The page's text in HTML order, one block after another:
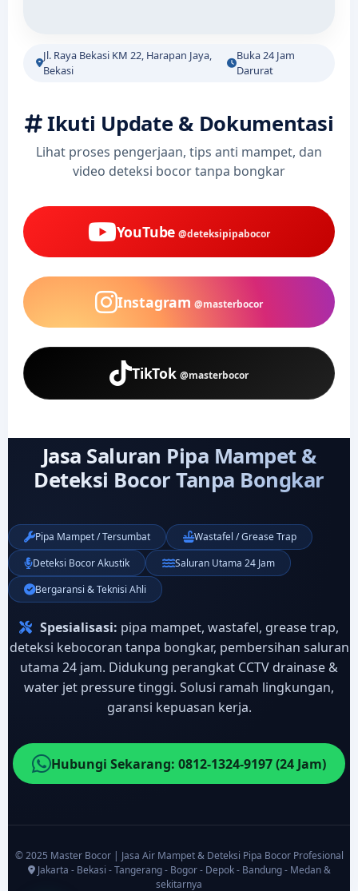
Jl. Raya Bekasi KM 22, Harapan Jaya,
Bekasi
Buka 24 Jam
Darurat
Ikuti Update & Dokumentasi
Lihat proses pengerjaan, tips anti mampet, dan
video deteksi bocor tanpa bongkar
YouTube @deteksipipabocor
Instagram @masterbocor
TikTok @masterbocor
Jasa Saluran Pipa Mampet &
Deteksi Bocor Tanpa Bongkar
Pipa Mampet / Tersumbat
Wastafel / Grease Trap
Deteksi Bocor Akustik
Saluran Utama 24 Jam
Bergaransi & Teknisi Ahli
Spesialisasi: pipa mampet, wastafel, grease trap,
deteksi kebocoran tanpa bongkar, pembersihan saluran
utama 24 jam. Didukung perangkat CCTV drainase &
water jet pressure tinggi. Solusi ramah lingkungan,
garansi kepuasan kerja.
Hubungi Sekarang: 0812-1324-9197 (24 Jam)
© 2025 Master Bocor | Jasa Air Mampet & Deteksi Pipa Bocor Profesional
Jakarta - Bekasi - Tangerang - Bogor - Depok - Bandung - Medan &
sekitarnya